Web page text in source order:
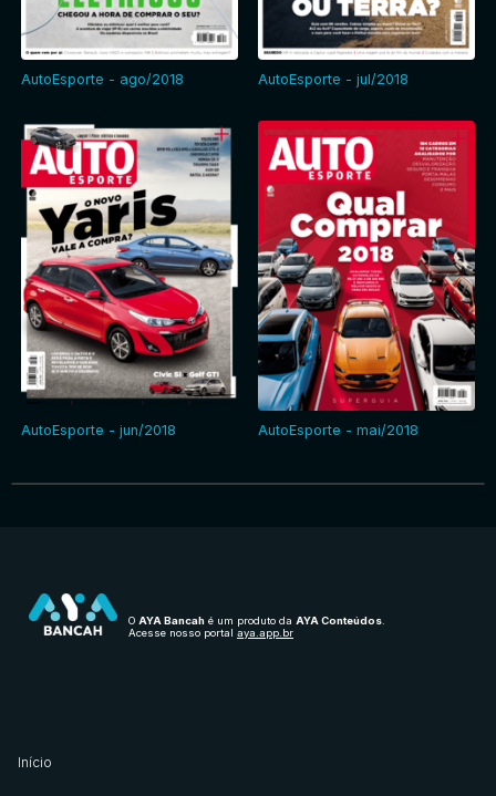
AutoEsporte - ago/2018 AutoEsporte - jul/2018
AutoEsporte - jun/2018 AutoEsporte - mai/2018
O AYA Bancah é um produto da AYA Conteúdos
Acesse nosso portal aya.app.br
Início